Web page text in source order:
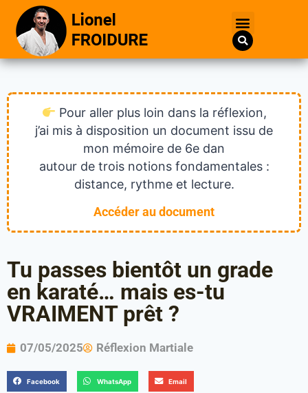
Pour aller plus loin dans la réflexion,
j’ai mis à disposition un document issu de
mon mémoire de 6e dan
autour de trois notions fondamentales :
distance, rythme et lecture.
Accéder au document
Tu passes bientôt un grade
en karaté… mais es-tu
VRAIMENT prêt ?
07/05/2025 Réflexion Martiale
Facebook WhatsApp Email